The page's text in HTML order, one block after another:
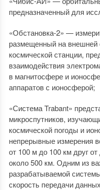
предназначенный для
«Обстановка-2» —
размещенный на
космической станции,
взаимодействия
в магнитосфере и
аппаратов с ионосферой;
«Система Trabant»
микроспутников,
космической погоды и
непрерывные измерения
от 100 м до 100 км друг
около 500 км. Одним из
разрабатываемой
скорость передачи